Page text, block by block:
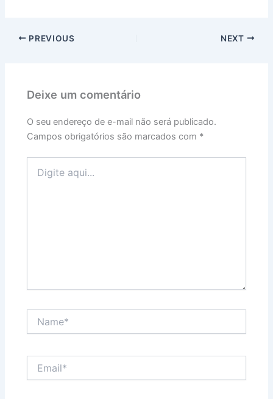
PREVIOUS NEXT
Deixe um comentário
O seu endereço de e-mail não será publicado.
Campos obrigatórios são marcados com *
aqui...